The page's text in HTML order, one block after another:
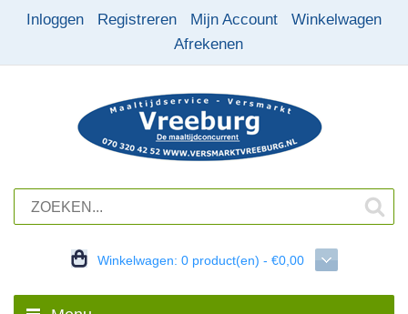
Inloggen Registreren Mijn Account
Winkelwagen
Afrekenen
Winkelwagen: 0 product(en) - €0,00